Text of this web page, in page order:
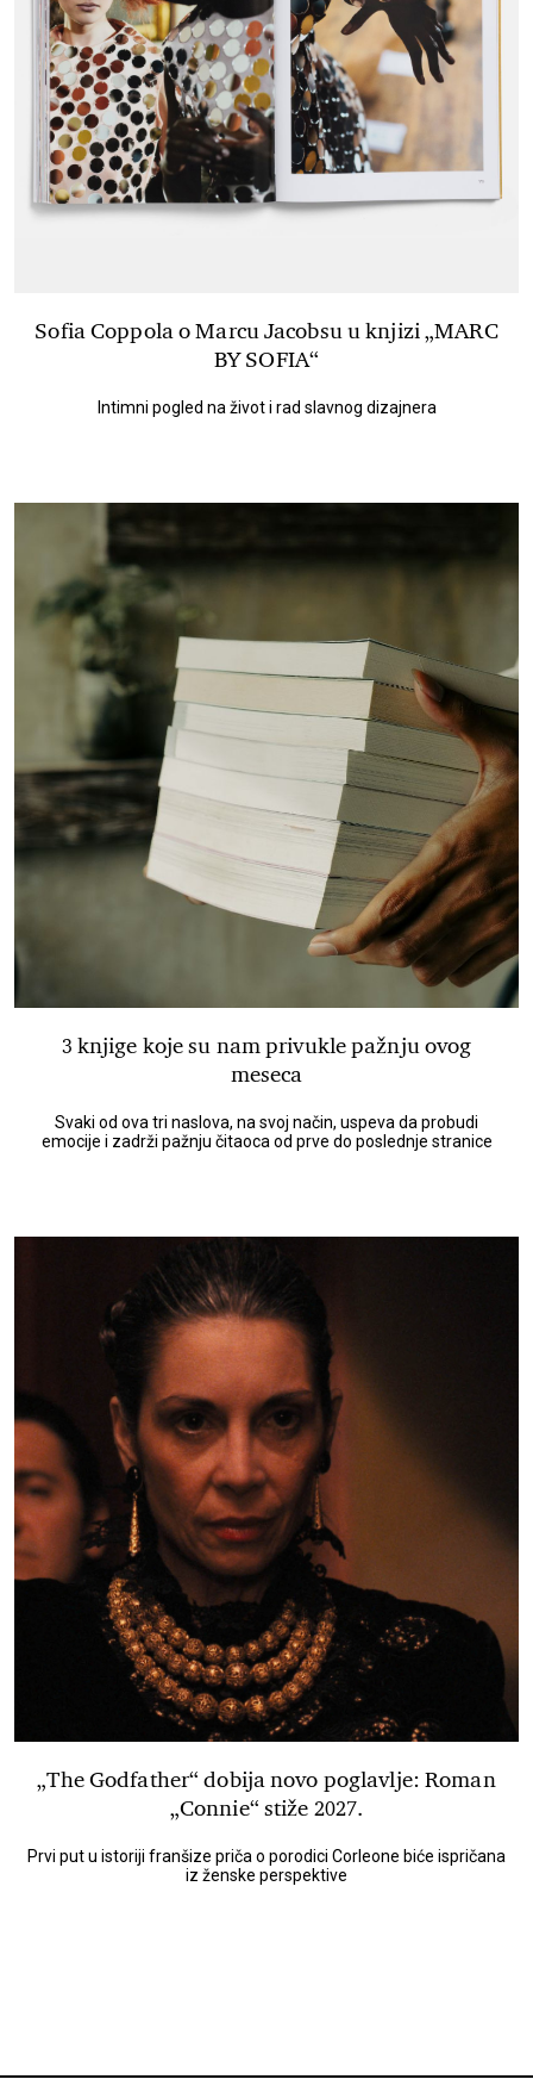
Sofia Coppola o Marcu Jacobsu u knjizi „MARC
BY SOFIA“
Intimni pogled na život i rad slavnog dizajnera
3 knjige koje su nam privukle pažnju ovog
meseca
Svaki od ova tri naslova, na svoj način, uspeva da probudi
emocije i zadrži pažnju čitaoca od prve do poslednje stranice
„The Godfather“ dobija novo poglavlje: Roman
„Connie“ stiže 2027.
Prvi put u istoriji franšize priča o porodici Corleone biće ispričana
iz ženske perspektive